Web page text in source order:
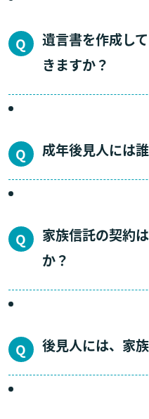
遺言書を作成し
きますか？
成年後見人には
家族信託の契約
か？
後見人には、家